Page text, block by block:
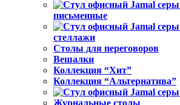
письменные
стеллажи
Столы для переговоров
Вешалки
Коллекция “Хит”
Коллекция “Альтернатива”